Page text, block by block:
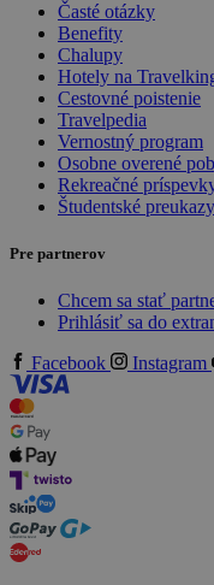
Časté otázky
Benefity
Chalupy
Hotely na
Cestovné poistenie
Travelpedia
Vernostný program
Osobne overené
Rekreačné
Študentské
Pre partnerov
Chcem sa stať
Prihlásiť sa do
Facebook
Instagram